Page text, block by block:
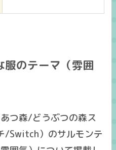
のテーマ（雰囲
つ森/どうぶつの森ス
/Switch）のサルモンテ